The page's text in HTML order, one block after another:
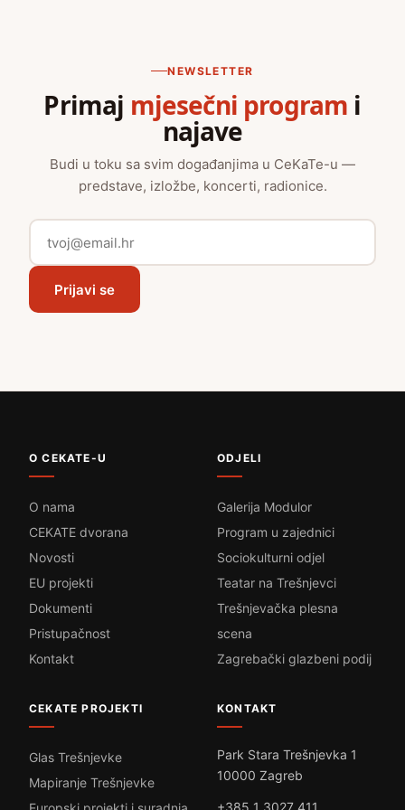
NEWSLETTER
Primaj mjesečni program i
najave
Budi u toku sa svim događanjima u CeKaTe-u —
predstave, izložbe, koncerti, radionice.
Prijavi se
O CEKATE-U
O nama
CEKATE dvorana
Novosti
EU projekti
Dokumenti
Pristupačnost
Kontakt
ODJELI
Galerija Modulor
Program u zajednici
Sociokulturni odjel
Teatar na Trešnjevci
Trešnjevačka plesna
scena
Zagrebački glazbeni podij
CEKATE PROJEKTI
Glas Trešnjevke
Mapiranje Trešnjevke
KONTAKT
Park Stara Trešnjevka 1
10000 Zagreb